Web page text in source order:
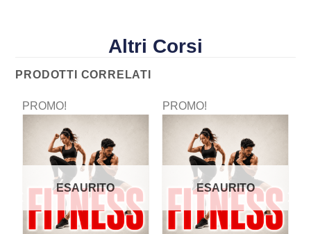
Altri Corsi
PRODOTTI CORRELATI
PROMO!
ESAURITO
PROMO!
ESAURITO